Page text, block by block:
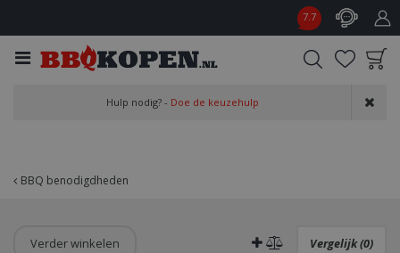
BBQ benodigdheden
7.7
aan wensenlijst
Hulp nodig? - Doe de keuzehulp
Verder winkelen Vergelijk (0)